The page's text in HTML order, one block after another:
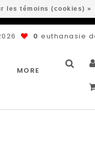
0 euthanasie
MORE
les témoins (cookies) »